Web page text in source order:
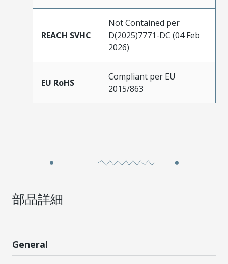
REACH SVHC
Not Contained per
D(2025)7771-DC (04 Feb
2026)
EU RoHS
Compliant per EU
2015/863
部品詳細
General